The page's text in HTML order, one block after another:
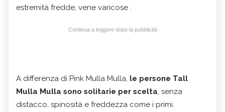
estremità fredde, vene varicose .
Continua a leggere dopo la pubblicità
A differenza di Pink Mulla Mulla, le persone Tall
Mulla Mulla sono solitarie per scelta, senza
distacco, spinosità e freddezza come i primi.